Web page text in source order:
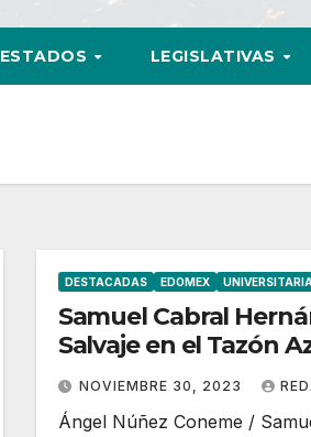
ESTADOS LEGISLATIVAS
DESTACADAS EDOMEX
Samuel Cabral
Salvaje en el Tazón
NOVIEMBRE 30, 2023
Ángel Núñez Coneme /